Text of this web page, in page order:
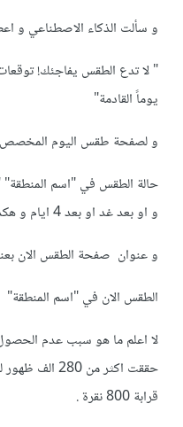
و سألت الذكاء الاصطناعي و
يوماً القادمة"
و لصفحة طقس اليوم
حالة الطقس في "اسم المنطقة"
و او بعد غد او بعد 4 ايام و هكذا حسب الصفحة الخاصة باليوم"
و عنوان صفحة الطقس الان
الطقس الان في "اسم المنطقة"
لا اعلم ما هو سبب عدم
حققت اكثر من
قرابة 800 نقرة .